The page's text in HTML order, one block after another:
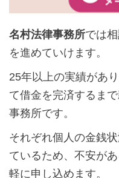
名村法律事務所では
を進めていけます。
25年以上の実績があ
て借金を完済するま
事務所です。
それぞれ個人の金銭
ているため、不安が
軽に申し込めます。